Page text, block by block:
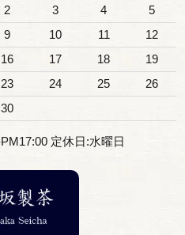
2 3 4
5
9 10 11
12
16 17 18
19
23 24 25
26
30
定休日:水曜日